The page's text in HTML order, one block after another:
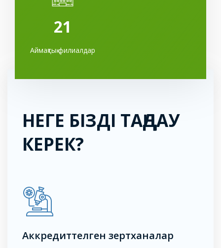
21
Аймақтық филиалдар
НЕГЕ БІЗДІ ТАҢДАУ
КЕРЕК?
Аккредиттелген зертханалар